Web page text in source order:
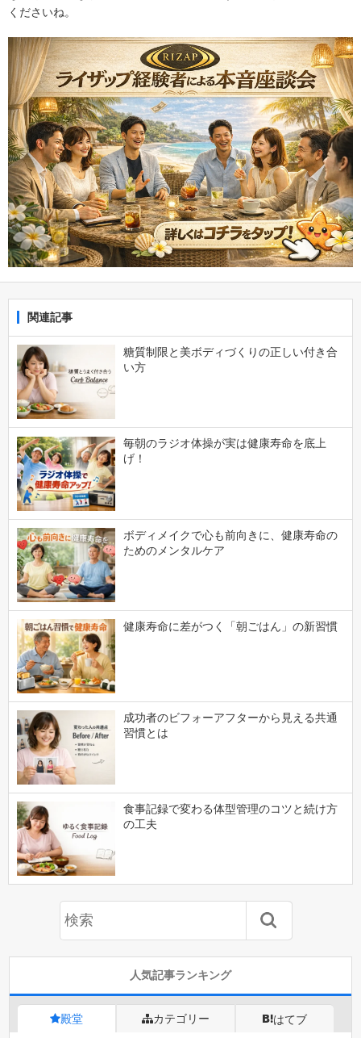
くださいね。
関連記事
糖質制限と美ボディづくりの正しい付き合
い方
毎朝のラジオ体操が実は健康寿命を底上
げ！
ボディメイクで心も前向きに、健康寿命の
ためのメンタルケア
健康寿命に差がつく「朝ごはん」の新習慣
成功者のビフォーアフターから見える共通
習慣とは
食事記録で変わる体型管理のコツと続け方
の工夫
人気記事ランキング
殿堂 カテゴリー はてブ